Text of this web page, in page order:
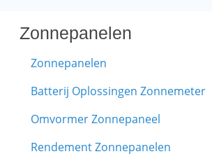
Zonnepanelen
Zonnepanelen
Batterij Oplossingen Zonnemeter
Omvormer Zonnepaneel
Rendement Zonnepanelen